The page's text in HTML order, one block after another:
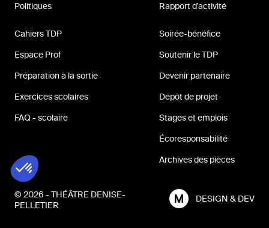
Politiques Rapport d'activité
Cahiers TDP
Espace Prof
Préparation à la sortie
Exercices scolaires
FAQ - scolaire
Soirée-bénéfice
Soutenir le TDP
Devenir partenaire
Dépôt de projet
Stages et emplois
Écoresponsabilité
Archives des pièces
© 2026 - THÉÂTRE DENISE-
PELLETIER
DESIGN & DEV